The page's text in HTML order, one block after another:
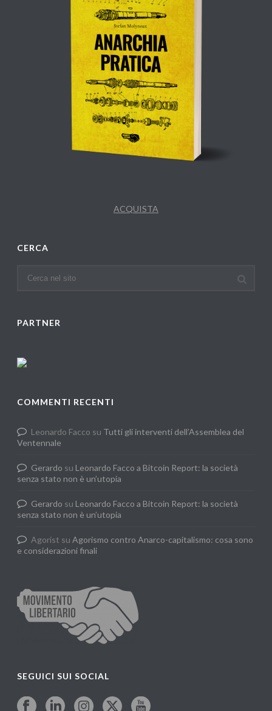
ACQUISTA
CERCA
PARTNER
COMMENTI RECENTI
Leonardo Facco su Tutti gli interventi dell’Assemblea del
Ventennale
Gerardo su Leonardo Facco a Bitcoin Report: la società
senza stato non è un’utopia
Gerardo su Leonardo Facco a Bitcoin Report: la società
senza stato non è un’utopia
Agorist suAgorismo contro Anarco-capitalismo: cosa sono
e considerazioni finali
SEGUICI SUI SOCIAL